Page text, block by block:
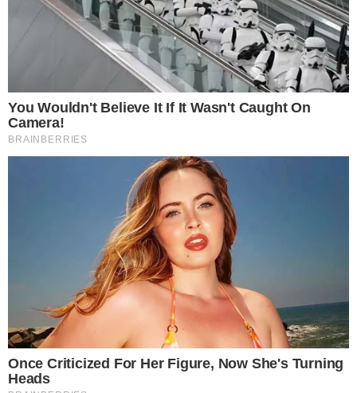
2 มีดคัตเตอร์แนะนำให้เป็นใบใหญ่
3 ไม้แขวนเสื้อ